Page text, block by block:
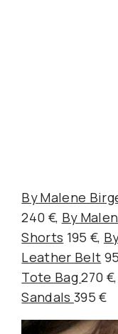
By Malene
240 €, By
Shorts 195 €,
Leather Belt
Tote Bag 270 €,
Sandals 395 €